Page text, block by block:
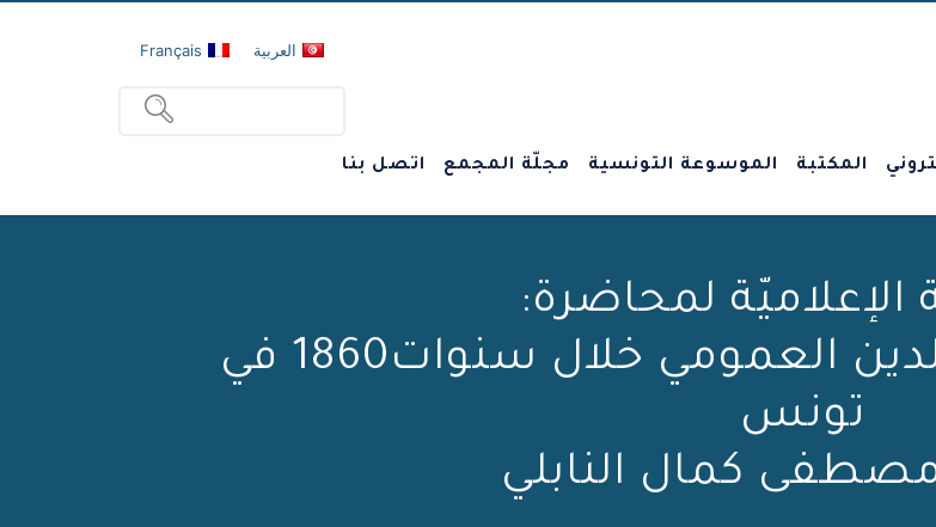
العربية Français
المكتبة الموسوعة التونسية مجلّة المجمع اتصل بنا
الإعلاميّة لمحاضرة:
قراءة جديدة في أزمة الدين العمومي خلال سنوات1860 في
تونس
مصطفى كمال النابلي